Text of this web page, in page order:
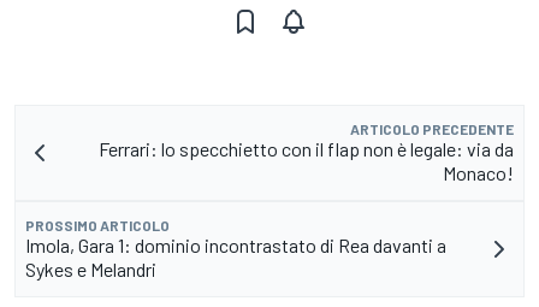
ARTICOLO PRECEDENTE
Ferrari: lo specchietto con il flap non è legale: via da
Monaco!
PROSSIMO ARTICOLO
Imola, Gara 1: dominio incontrastato di Rea davanti a
Sykes e Melandri